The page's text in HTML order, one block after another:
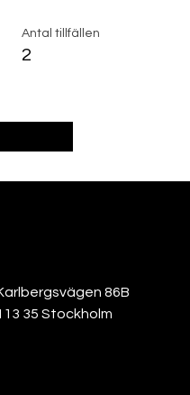
Antal tillfällen
2
86B
35 Stockholm